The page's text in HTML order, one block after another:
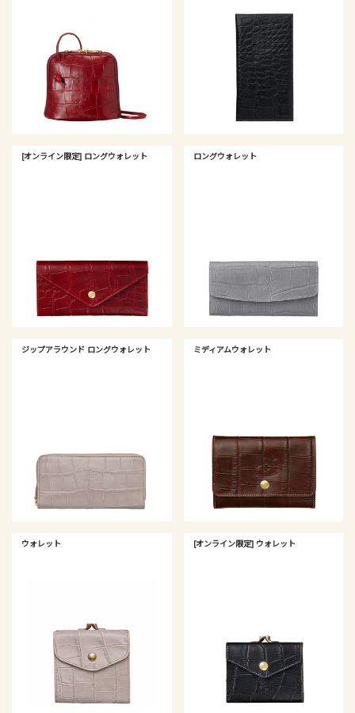
[オンライン限定] ロングウォレット ロングウォレット
ジップアラウンド ロングウォレット ミディアムウォレット
ウォレット [オンライン限定] ウォレット